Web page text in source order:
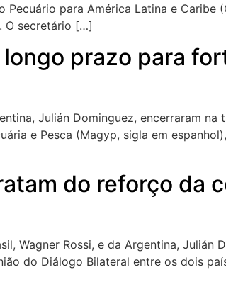
para América Latina e Caribe
O secretário […]
prazo para
Julián Dominguez, encerraram
e Pesca (Magyp, sigla em
do reforço da
Wagner Rossi, e da Argentina, Julián
do Diálogo Bilateral entre os dois